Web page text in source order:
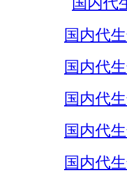
国内代
国内代
国内代
国内代
国内代